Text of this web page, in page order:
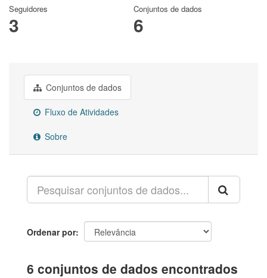
Seguidores
3
Conjuntos de dados
6
Conjuntos de dados
Fluxo de Atividades
Sobre
Ordenar por
6 conjuntos de dados encontrados